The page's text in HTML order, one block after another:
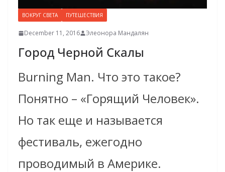
ВОКРУГ СВЕТА ПУТЕШЕСТВИЯ
December 11, 2016 Элеонора Мандалян
Город Черной Скалы
Burning Man. Что это такое?
Понятно – «Горящий Человек».
Но так еще и называется
фестиваль, ежегодно
проводимый в Америке.